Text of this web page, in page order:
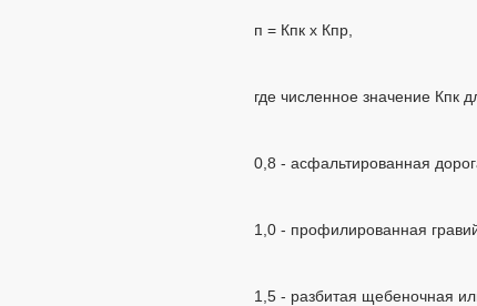
п = Кпк х Кпр,
где численное значение Кпк
0,8 - асфальтированная
1,0 - профилированная
1,5 - разбитая щебеночная